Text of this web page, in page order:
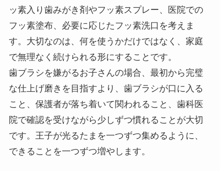
ッ素入り歯みがき剤やフッ素スプレー、医院での
フッ素塗布、必要に応じたフッ素洗口を考えま
す。大切なのは、何を使うかだけではなく、家庭
で無理なく続けられる形にすることです。
歯ブラシを嫌がるお子さんの場合、最初から完璧
な仕上げ磨きを目指すより、歯ブラシが口に入る
こと、保護者が落ち着いて関われること、歯科医
院で確認を受けながら少しずつ慣れることが大切
です。王子が光るたまを一つずつ集めるように、
できることを一つずつ増やします。